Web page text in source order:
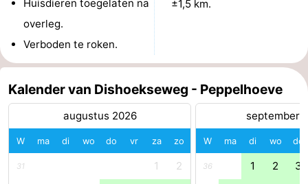
Forum
Route
-
Reisboekenwinkel
Nieuws
Huisdieren toegelaten na
overleg.
Verboden te roken.
±1,5 km.
Kalender van Dishoekseweg - Peppelhoeve
augustus 2026
W ma di wo do vr za zo
31 1 2
september
W ma di wo do
36 1 2 3